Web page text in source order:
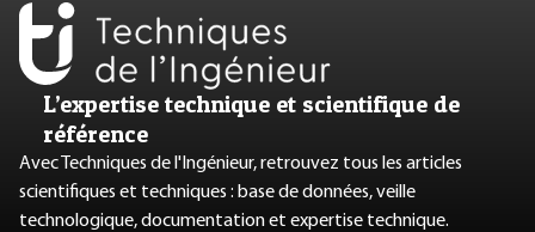
L’expertise technique et scientifique de
référence
Avec Techniques de l'Ingénieur, retrouvez tous les articles
scientifiques et techniques : base de données, veille
technologique, documentation et expertise technique.